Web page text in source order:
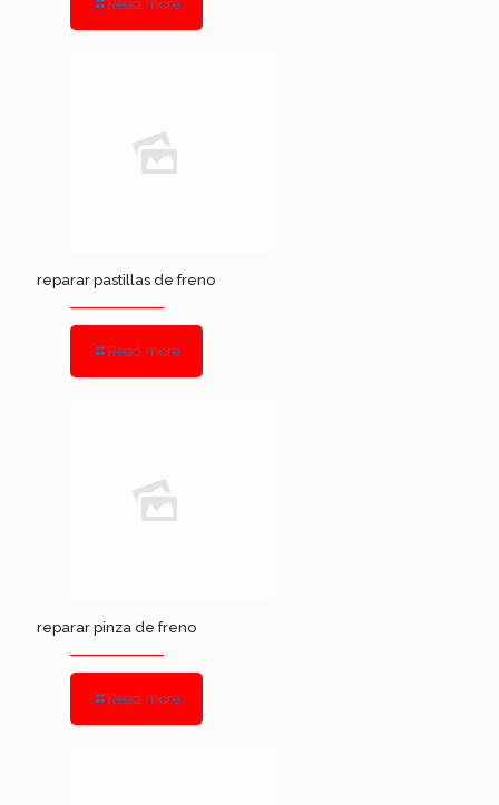
Read more
reparar pastillas de freno
Read more
reparar pinza de freno
Read more